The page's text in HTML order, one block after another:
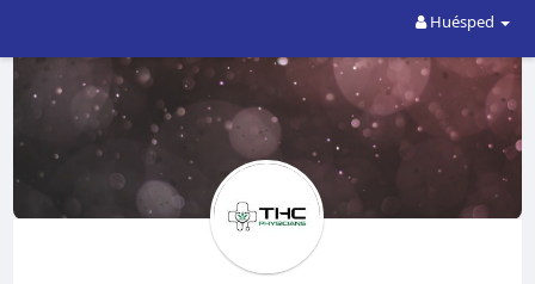
Huésped